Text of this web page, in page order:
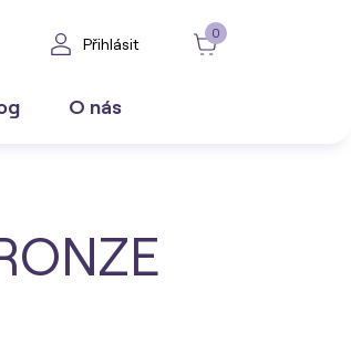
Přihlásit
0
O nás